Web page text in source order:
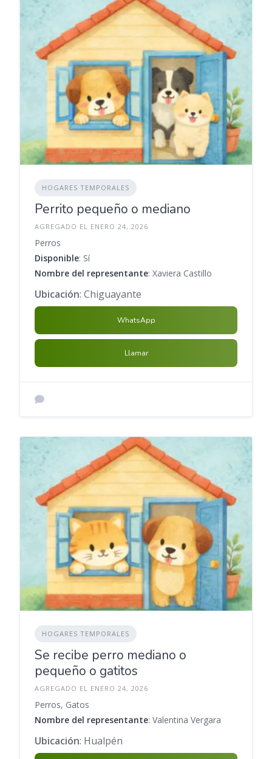
HOGARES TEMPORALES
Perrito pequeño o mediano
AGREGADO EL ENERO 24, 2026
Perros
Disponible: Sí
Nombre del representante: Xaviera Castillo
Ubicación: Chiguayante
WhatsApp
Llamar
HOGARES TEMPORALES
Se recibe perro mediano o
pequeño o gatitos
AGREGADO EL ENERO 24, 2026
Perros, Gatos
Nombre del representante: Valentina Vergara
Ubicación: Hualpén